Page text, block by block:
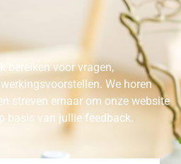
bereiken voor vragen,
We horen
streven ernaar om onze website
basis van jullie feedback.